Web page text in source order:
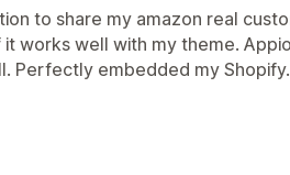
to share my amazon real
it works well with my theme.
Perfectly embedded my